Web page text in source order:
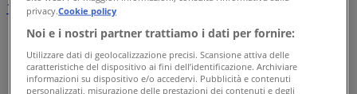
1 345
35
Lidl
Eurospin Conad Coop MD Esselunga
Unieuro
Maury's Risparmio Casa Decò
privacy.Cookie policy
Noi e i nostri partner trattiamo i dati per fornire:
Utilizzare dati di geolocalizzazione precisi. Scansione attiva delle
caratteristiche del dispositivo ai fini dell’identificazione. Archiviare
informazioni su dispositivo e/o accedervi. Pubblicità e contenuti
personalizzati, misurazione delle prestazioni dei contenuti e degli